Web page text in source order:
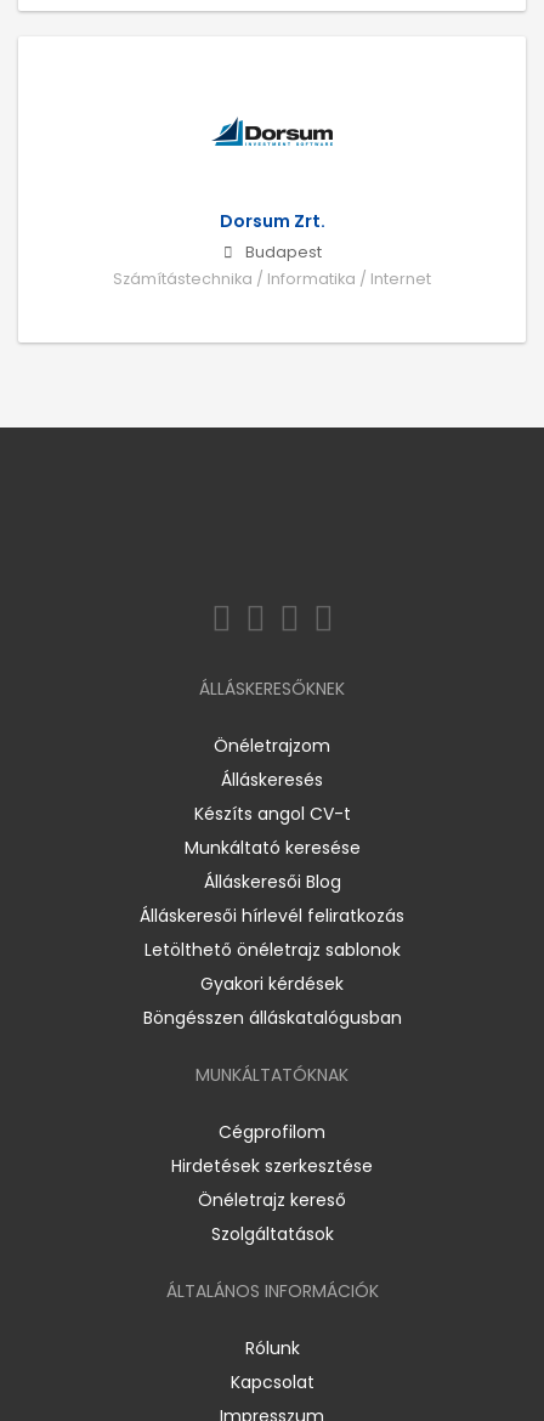
Dorsum Zrt.
Budapest
Számítástechnika / Informatika / Internet
ÁLLÁSKERESŐKNEK
Önéletrajzom
Álláskeresés
Készíts angol CV-t
Munkáltató keresése
Álláskeresői Blog
Álláskeresői hírlevél feliratkozás
Letölthető önéletrajz sablonok
Gyakori kérdések
Böngésszen álláskatalógusban
MUNKÁLTATÓKNAK
Cégprofilom
Hirdetések szerkesztése
Önéletrajz kereső
Szolgáltatások
ÁLTALÁNOS INFORMÁCIÓK
Rólunk
Kapcsolat
Impresszum